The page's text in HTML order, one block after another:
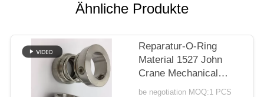
PRIVACY
POLICY
Ähnliche Produkte
Reparatur-O-Ring
Material 1527 John
Crane Mechanical
Seals SS304
be negotiation MOQ:1 PCS